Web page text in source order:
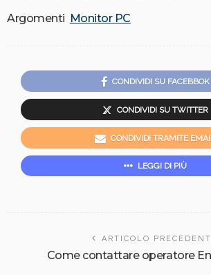
Argomenti Monitor PC
CONDIVIDI SU FACEBBOK
CONDIVIDI SU TWITTER
CONDIVIDI TRAMITE
LEGGI DI PIÙ
ARTICOLO
Come contattare operatore